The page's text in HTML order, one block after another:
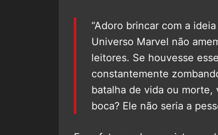
“Adoro brincar com a
Universo Marvel não
leitores. Se houvesse
constantemente
batalha de vida ou morte,
boca? Ele não seria a